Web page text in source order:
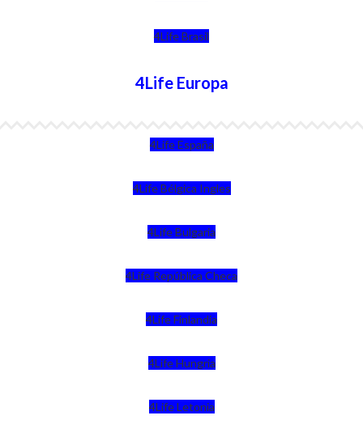
4Life Brasil
4Life Europa
4Life España
4Life Bélgica Ingles
4Life Bulgaria
4Life República Checa
4Life Finlandia
4Life Hungria
4Life Letonia